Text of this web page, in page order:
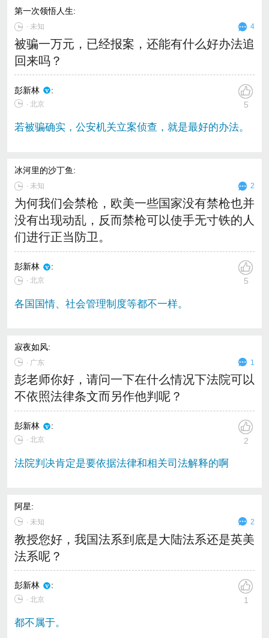
第一次领悟人生:
∙ 未知 4
被骗一万元，已经报案，还能有什么好办法追
回来吗？
彭新林 :
∙ 北京 5
若被骗确实，公安机关立案侦查，就是最好的办法。
冰河里的沙丁鱼:
∙ 未知 2
为何我们会禁枪，欧美一些国家没有禁枪也并
没有出现动乱，反而禁枪可以使手无寸铁的人
们进行正当防卫。
彭新林 :
∙ 北京 5
各国国情、社会管理制度等都不一样。
寂夜如风:
∙ 广东 1
彭老师你好，请问一下在什么情况下法院可以
不依照法律条文而另作他判呢？
彭新林 :
∙ 北京 2
法院判决肯定是要依据法律和相关司法解释的啊
阿星:
∙ 未知 2
教授您好，我国法系到底是大陆法系还是英美
法系呢？
彭新林 :
∙ 北京 1
都不属于。